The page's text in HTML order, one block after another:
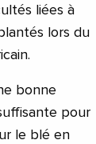
liées à
lors du
bonne
pour
le blé en